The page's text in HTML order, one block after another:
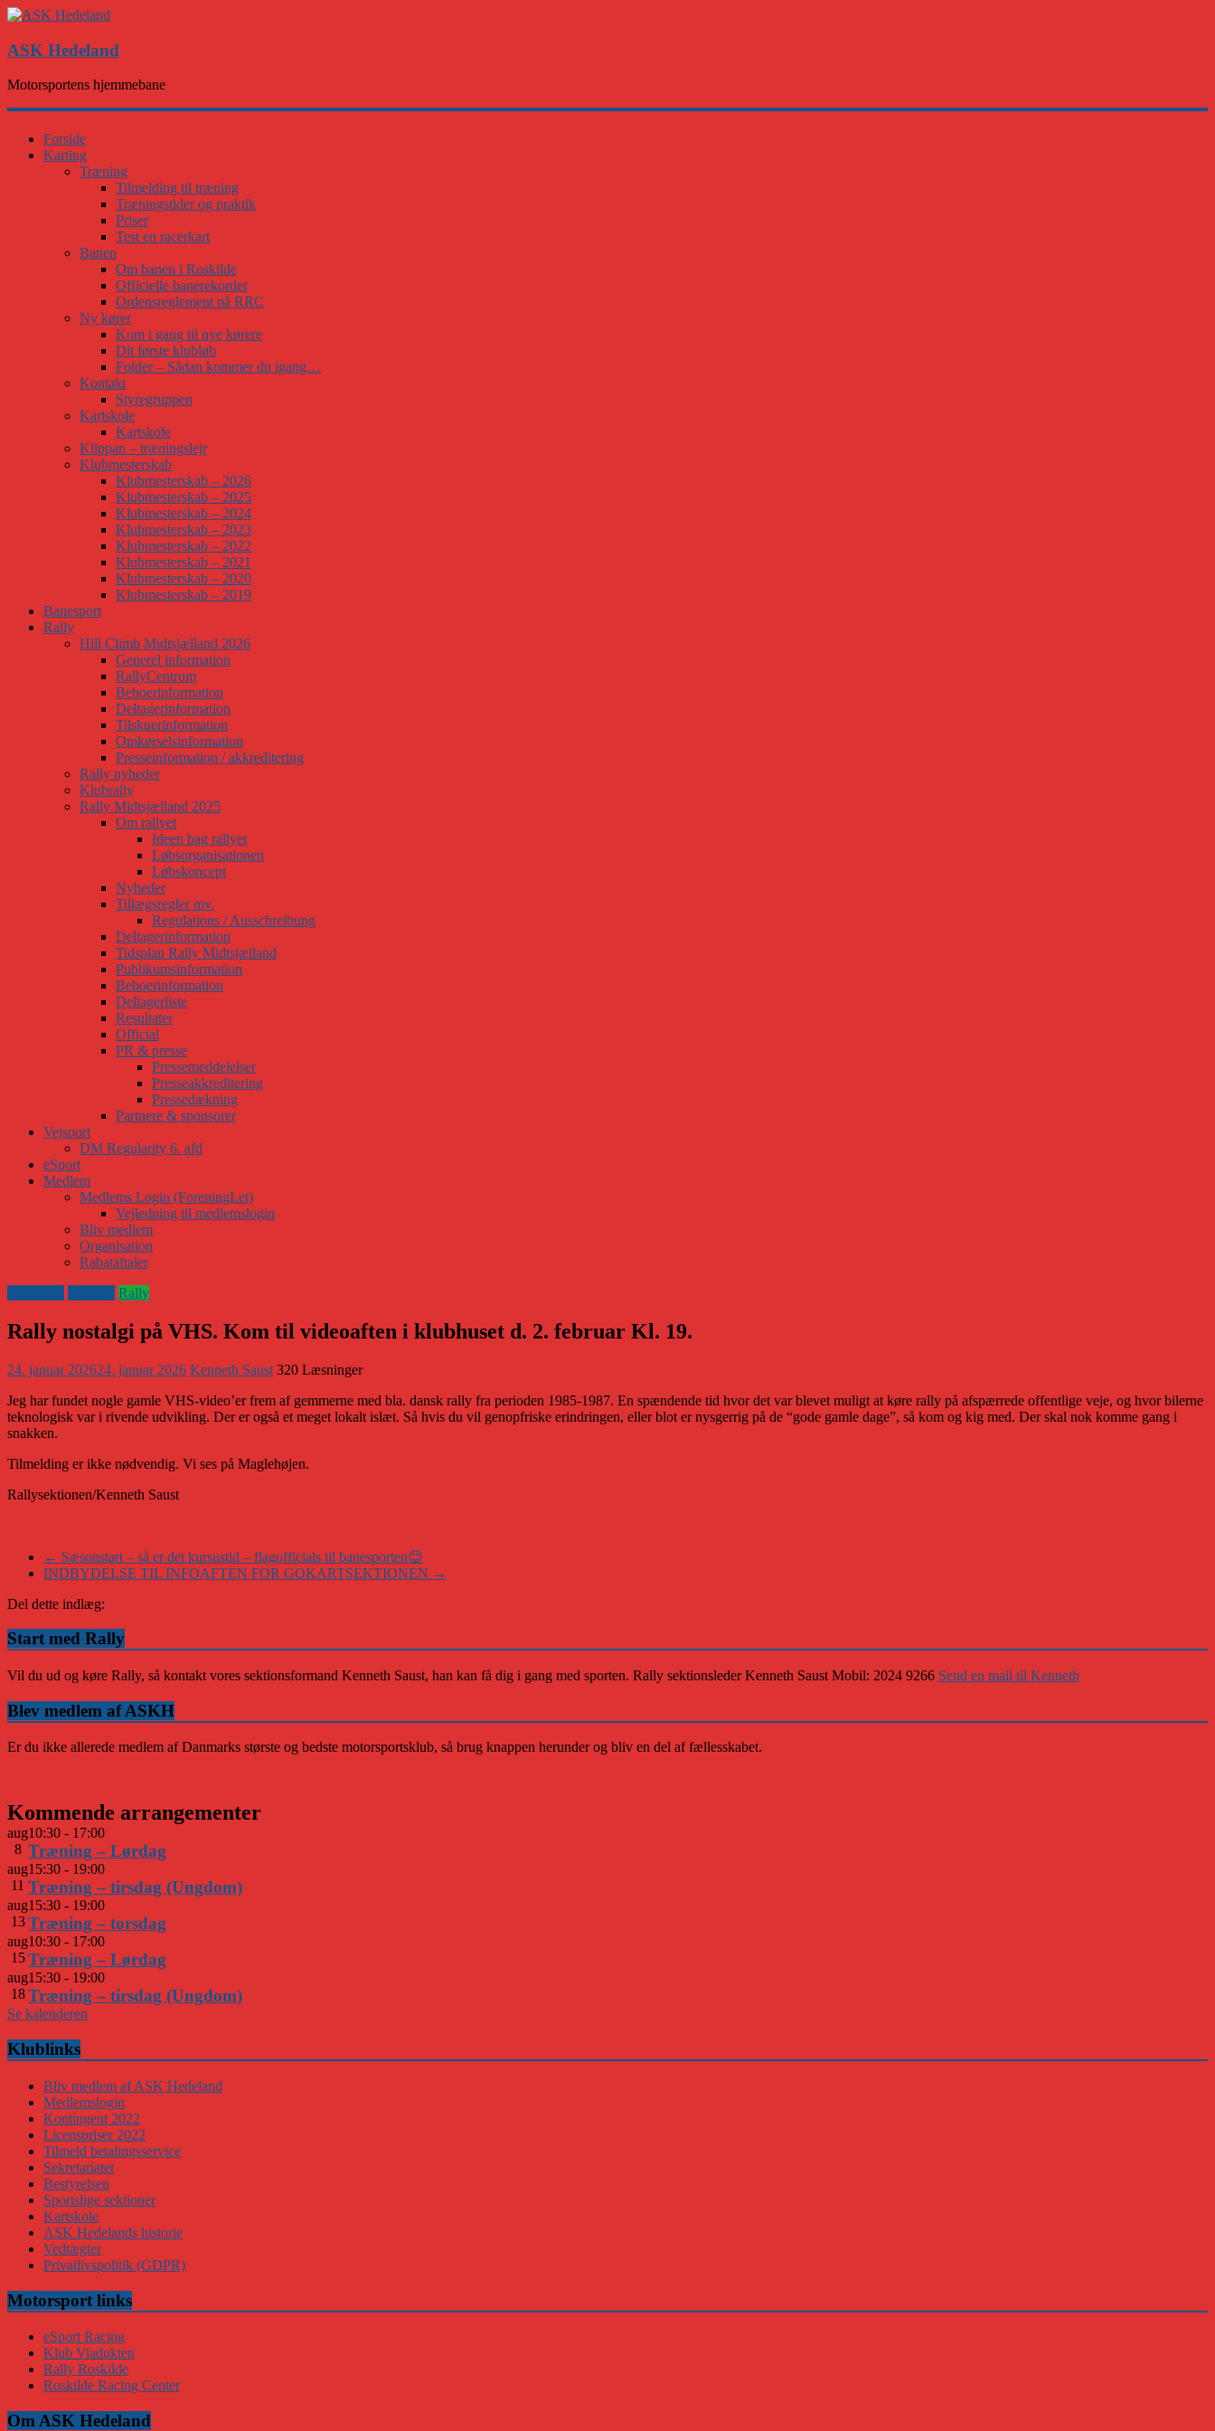
ASK Hedeland
Motorsportens hjemmebane
Forside
Karting
Træning
Tilmelding til træning
Træningstider og praktik
Priser
Test en racerkart
Banen
Om banen i Roskilde
Officielle banerekorder
Ordensreglement på RRC
Ny kører
Kom i gang til nye kørere
Dit første klubløb
Folder – Sådan kommer du igang…
Kontakt
Styregruppen
Kartskole
Kartskole
Klippan – træningslejr
Klubmesterskab
Klubmesterskab – 2026
Klubmesterskab – 2025
Klubmesterskab – 2024
Klubmesterskab – 2023
Klubmesterskab – 2022
Klubmesterskab – 2021
Klubmesterskab – 2020
Klubmesterskab – 2019
Banesport
Rally
Hill Climb Midtsjælland 2026
Generel information
RallyCentrum
Beboerinformation
Deltagerinformation
Tilskuerinformation
Omkørselsinformation
Presseinformation / akkreditering
Rally nyheder
Klubrally
Rally Midtsjælland 2025
Om rallyet
Ideen bag rallyet
Løbsorganisationen
Løbskoncept
Nyheder
Tillægsregler mv.
Regulations / Ausschreibung
Deltagerinformation
Tidsplan Rally Midtsjælland
Publikumsinformation
Beboerinformation
Deltagerliste
Resultater
Official
PR & presse
Pressemeddelelser
Presseakkreditering
Pressedækning
Partnere & sponsorer
Vejsport
DM Regularity 6. afd
eSport
Medlem
Medlems Login (ForeningLet)
Vejledning til medlemslogin
Bliv medlem
Organisation
Rabataftaler
Rally
Rally nostalgi på VHS. Kom til videoaften i klubhuset d. 2. februar Kl. 19.
24. januar 202624. januar 2026 Kenneth Saust 320 Læsninger
Jeg har fundet nogle gamle VHS-video’er frem af gemmerne med bla. dansk rally fra perioden 1985-1987. En spændende tid hvor det var blevet muligt at køre rally på afspærrede offentlige veje, og hvor bilerne
teknologisk var i rivende udvikling. Der er også et meget lokalt islæt. Så hvis du vil genopfriske erindringen, eller blot er nysgerrig på de “gode gamle dage”, så kom og kig med. Der skal nok komme gang i
snakken.
Tilmelding er ikke nødvendig. Vi ses på Maglehøjen.
Rallysektionen/Kenneth Saust
← Sæsonstart – så er det kursustid – flagofficials til banesporten😊
INDBYDELSE TIL INFOAFTEN FOR GOKARTSEKTIONEN →
Del dette indlæg:
Start med Rally
Vil du ud og køre Rally, så kontakt vores sektionsformand Kenneth Saust, han kan få dig i gang med sporten. Rally sektionsleder Kenneth Saust Mobil: 2024 9266 Send en mail til Kenneth
Blev medlem af ASKH
Er du ikke allerede medlem af Danmarks største og bedste motorsportsklub, så brug knappen herunder og bliv en del af fællesskabet.
Kommende arrangementer
aug
8
10:30 - 17:00
Træning – Lørdag
aug
11
15:30 - 19:00
Træning – tirsdag (Ungdom)
aug
13
15:30 - 19:00
Træning – torsdag
aug
15
10:30 - 17:00
Træning – Lørdag
aug
18
15:30 - 19:00
Træning – tirsdag (Ungdom)
Se kalenderen
Klublinks
Bliv medlem af ASK Hedeland
Medlemslogin
Kontingent 2022
Licenspriser 2022
Tilmeld betalingsservice
Sekretariatet
Bestyrelsen
Sportslige sektioner
Kartskole
ASK Hedelands historie
Vedtægter
Privatlivspolitik (GDPR)
Motorsport links
eSport Racing
Klub Viadukten
Rally Roskilde
Roskilde Racing Center
Om ASK Hedeland